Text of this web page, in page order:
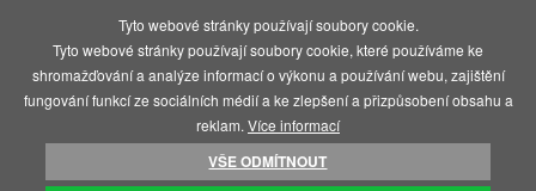
ÚVOD COVID 19 - RESPIRÁTORY, TESTY RESPIRÁTORY FFP2
Tyto webové stránky používají soubory cookie.
Tyto webové stránky používají soubory cookie, které používáme ke
shromažďování a analýze informací o výkonu a používání webu, zajištění
fungování funkcí ze sociálních médií a ke zlepšení a přizpůsobení obsahu a
reklam. Více informací
VŠE ODMÍTNOUT